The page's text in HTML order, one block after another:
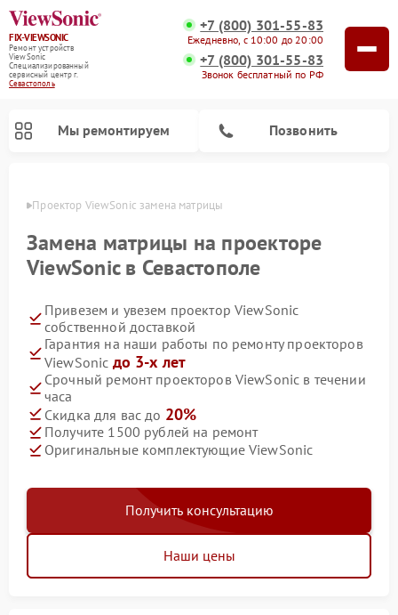
FIX-VIEWSONIC
Ремонт устройств
ViewSonic
Специализированный
cервисный центр г.
Севастополь
+7 (800) 301-55-83
Ежедневно, с 10:00 до 20:00
+7 (800) 301-55-83
Звонок бесплатный по РФ
Мы ремонтируем Позвонить
Проектор ViewSonic замена матрицы
Замена матрицы на проекторе
ViewSonic в Севастополе
Привезем и увезем проектор ViewSonic
собственной доставкой
Гарантия на наши работы по ремонту проекторов
ViewSonic до 3-х лет
Срочный ремонт проекторов ViewSonic в течении
часа
Скидка для вас до 20%
Получите 1500 рублей на ремонт
Оригинальные комплектующие ViewSonic
Получить консультацию
Наши цены